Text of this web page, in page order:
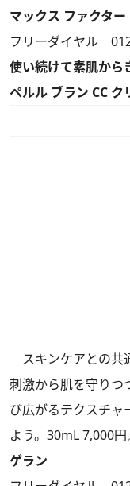
マックス ファクター
フリーダイヤル
使い続けて素肌から
ペルル ブラン CC ク
スキンケアとの共
刺激から肌を守りつ
び広がるテクスチャ
よう。30mL 7,000
ゲラン